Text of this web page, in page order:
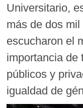
Universitario,
más de dos
escucharon el
importancia de
públicos y
igualdad de